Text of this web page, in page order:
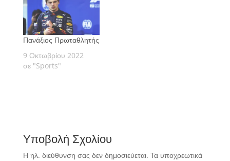
Πανάξιος Πρωταθλητής
9 Οκτωβρίου 2022
σε "Sports"
Υποβολή Σχολίου
Η ηλ. διεύθυνση σας δεν δημοσιεύεται. Τα υποχρεωτικά